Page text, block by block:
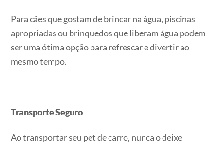
Para cães que gostam de brincar na água, piscinas
apropriadas ou brinquedos que liberam água podem
ser uma ótima opção para refrescar e divertir ao
mesmo tempo.
Transporte Seguro
Ao transportar seu pet de carro, nunca o deixe